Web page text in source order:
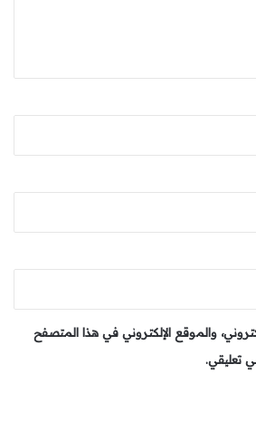
والموقع الإلكتروني في هذا المتصفح
تعليقي.